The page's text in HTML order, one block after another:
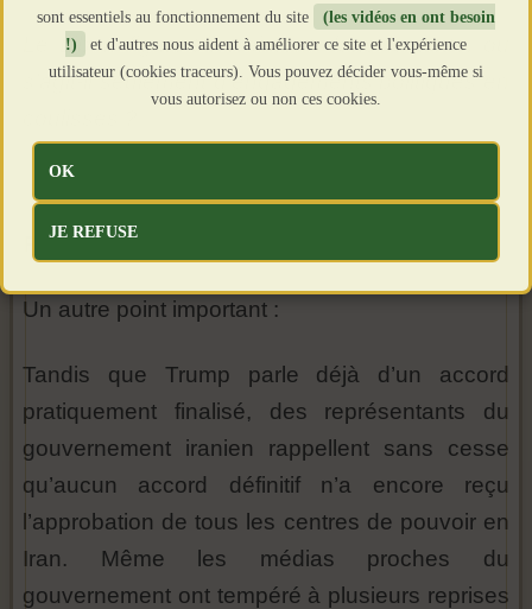
Le Liban figure-t-il vraiment dans le texte, ou
s’agit-il seulement d’engagements politiques en
Pourquoi Téhéran reste si prudent ?
Un autre point important :
Tandis que Trump parle déjà d’un accord
pratiquement finalisé, des représentants du
gouvernement iranien rappellent sans cesse
qu’aucun accord définitif n’a encore reçu
l’approbation de tous les centres de pouvoir en
Iran. Même les médias proches du
gouvernement ont tempéré à plusieurs reprises
sont essentiels au fonctionnement du site
(les vidéos en ont besoin
!)
et d'autres nous aident à améliorer ce site et l'expérience
utilisateur (cookies traceurs). Vous pouvez décider vous-même si
vous autorisez ou non ces cookies.
OK
JE REFUSE